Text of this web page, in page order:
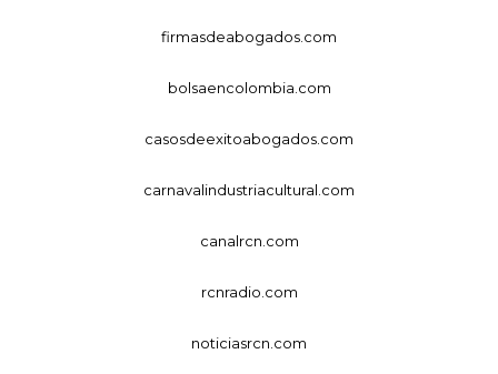
firmasdeabogados.com
bolsaencolombia.com
casosdeexitoabogados.com
carnavalindustriacultural.com
canalrcn.com
rcnradio.com
noticiasrcn.com